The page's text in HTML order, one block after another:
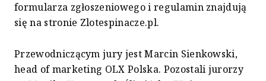
formularza zgłoszeniowego i regulamin znajdują
się na stronie Zlotespinacze.pl.
Przewodniczącym jury jest Marcin Sienkowski,
head of marketing OLX Polska. Pozostali jurorzy